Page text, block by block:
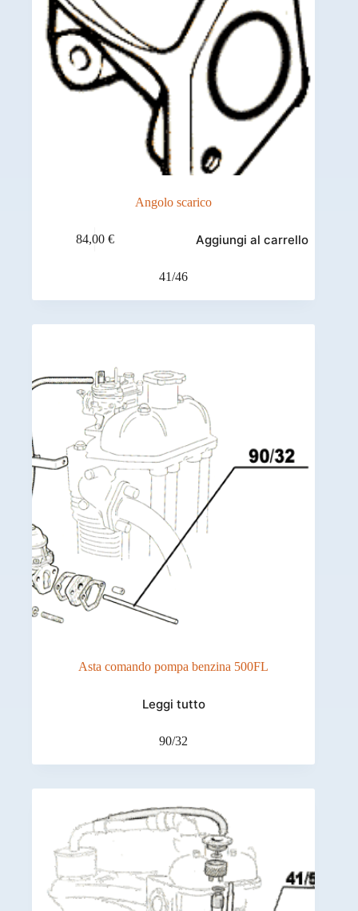
Angolo scarico
84,00 € Aggiungi al carrello
41/46
Asta comando pompa benzina 500FL
Leggi tutto
90/32